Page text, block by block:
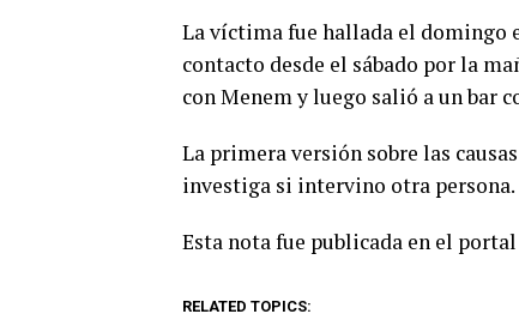
La víctima fue hallada el domingo
contacto desde el sábado por la
con Menem y luego salió a un bar
La primera versión sobre las
investiga si intervino otra persona.
Esta nota fue publicada en el
RELATED TOPICS: